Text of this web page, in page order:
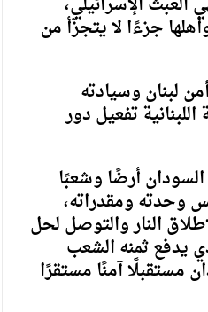
جزءًا لا يتجزّأ من
لبنان وسيادته
تفعيل دور
أرضًا وشعبًا
وحدته ومقدراته،
النار والتوصل لحل
يدفع ثمنه الشعب
مستقبلًا آمنًا مستقرًا